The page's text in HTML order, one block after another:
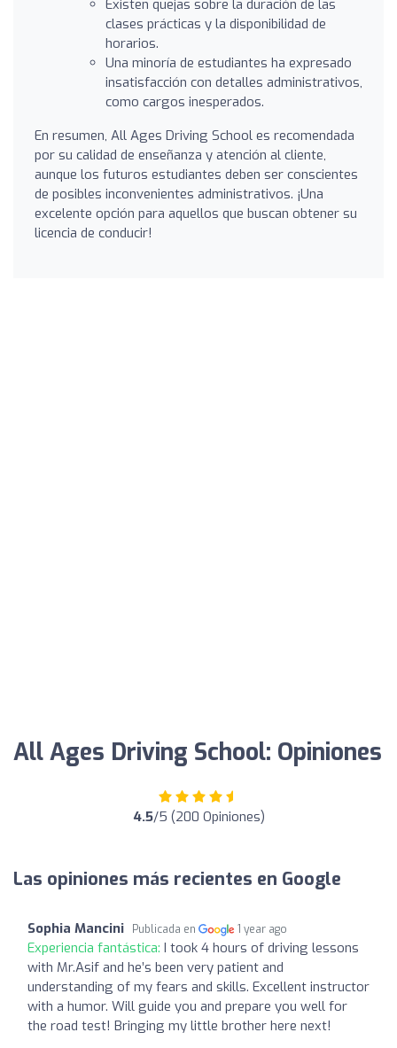
Existen quejas sobre la duración de las
clases prácticas y la disponibilidad de
horarios.
Una minoría de estudiantes ha expresado
insatisfacción con detalles administrativos,
como cargos inesperados.
En resumen, All Ages Driving School es recomendada
por su calidad de enseñanza y atención al cliente,
aunque los futuros estudiantes deben ser conscientes
de posibles inconvenientes administrativos. ¡Una
excelente opción para aquellos que buscan obtener su
licencia de conducir!
All Ages Driving School: Opiniones
4.5/5 (200 Opiniones)
Las opiniones más recientes en Google
Sophia Mancini Publicada en 1 year ago
Experiencia fantástica: I took 4 hours of driving lessons
with Mr.Asif and he’s been very patient and
understanding of my fears and skills. Excellent instructor
with a humor. Will guide you and prepare you well for
the road test! Bringing my little brother here next!